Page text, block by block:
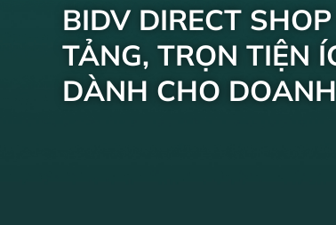
BIDV DIRECT
TẢNG, TRỌN TIỆN
DÀNH CHO